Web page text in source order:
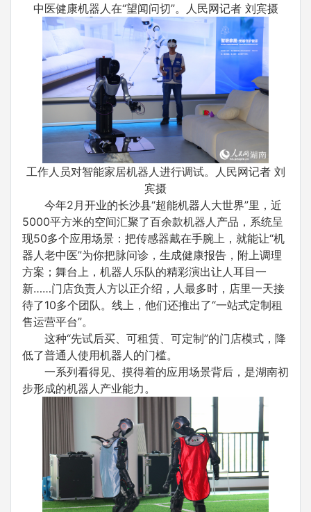
中医健康机器人在“望闻问切”。人民网记者 刘宾摄
工作人员对智能家居机器人进行调试。人民网记者 刘
宾摄
今年2月开业的长沙县“超能机器人大世界”里，近
5000平方米的空间汇聚了百余款机器人产品，系统呈
现50多个应用场景：把传感器戴在手腕上，就能让“机
器人老中医”为你把脉问诊，生成健康报告，附上调理
方案；舞台上，机器人乐队的精彩演出让人耳目一
新……门店负责人方以正介绍，人最多时，店里一天接
待了10多个团队。线上，他们还推出了“一站式定制租
售运营平台”。
这种“先试后买、可租赁、可定制”的门店模式，降
低了普通人使用机器人的门槛。
一系列看得见、摸得着的应用场景背后，是湖南初
步形成的机器人产业能力。